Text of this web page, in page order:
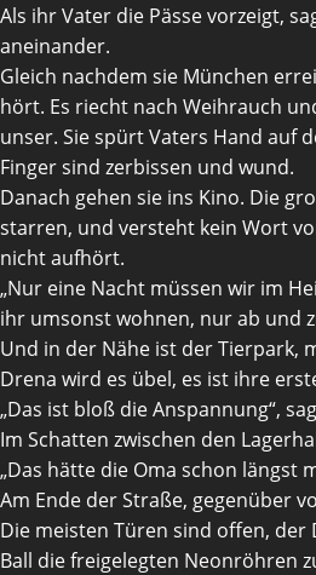
Als ihr Vater die Pässe vorzeigt,
aneinander.
Gleich nachdem sie München
hört. Es riecht nach Weihrauch
unser. Sie spürt Vaters Hand auf
Finger sind zerbissen und wund.
Danach gehen sie ins Kino. Die
starren, und versteht kein Wort
nicht aufhört.
„Nur eine Nacht müssen wir im
ihr umsonst wohnen, nur ab und
Und in der Nähe ist der Tierpark,
Drena wird es übel, es ist ihre
„Das ist bloß die Anspannung“,
Im Schatten zwischen den
„Das hätte die Oma schon längst
Am Ende der Straße, gegenüber
Die meisten Türen sind offen, der
Ball die freigelegten Neonröhren